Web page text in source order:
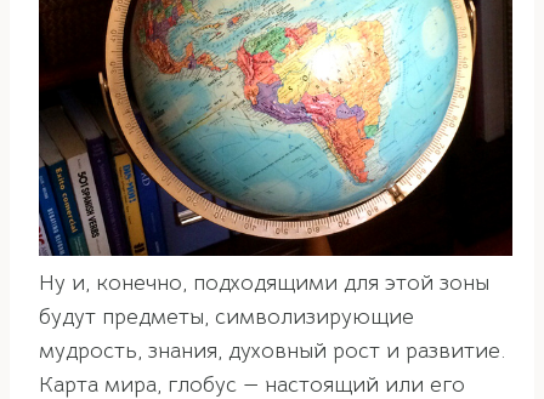
Ну и, конечно, подходящими для этой зоны
будут предметы, символизирующие
мудрость, знания, духовный рост и развитие.
Карта мира, глобус — настоящий или его